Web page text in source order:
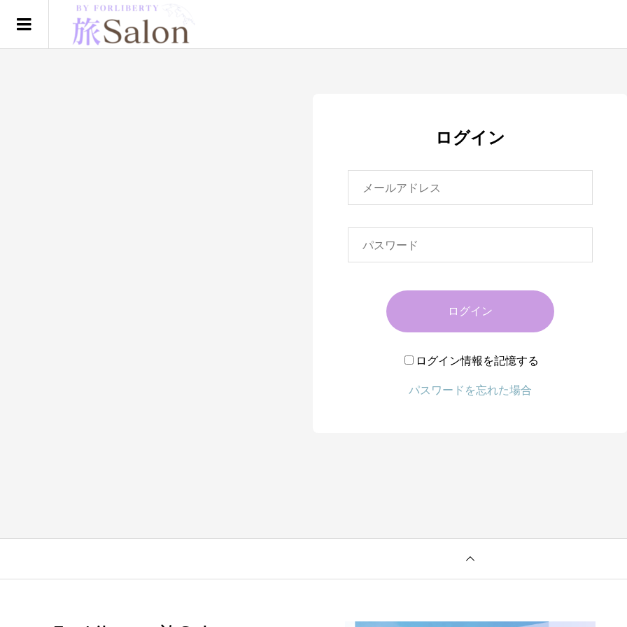
ログイン
ログイン
ログイン情報を記憶する
パスワードを忘れた場合